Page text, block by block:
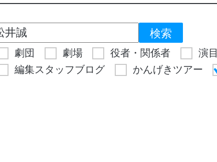
劇団 劇場 役者・関係者 演目
編集スタッフブログ
かんげきツアー